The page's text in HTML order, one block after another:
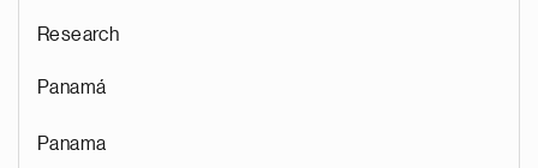
Research
Panamá
Panama